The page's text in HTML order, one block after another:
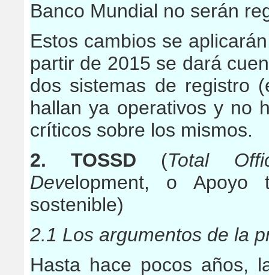
Banco Mundial no serán
Estos cambios se
partir de 2015 se dará
dos sistemas de registro
hallan ya operativos y no
críticos sobre los mismos.
2. TOSSD (Total
Development, o Apoyo
sostenible)
2.1 Los argumentos de la
Hasta hace pocos años,